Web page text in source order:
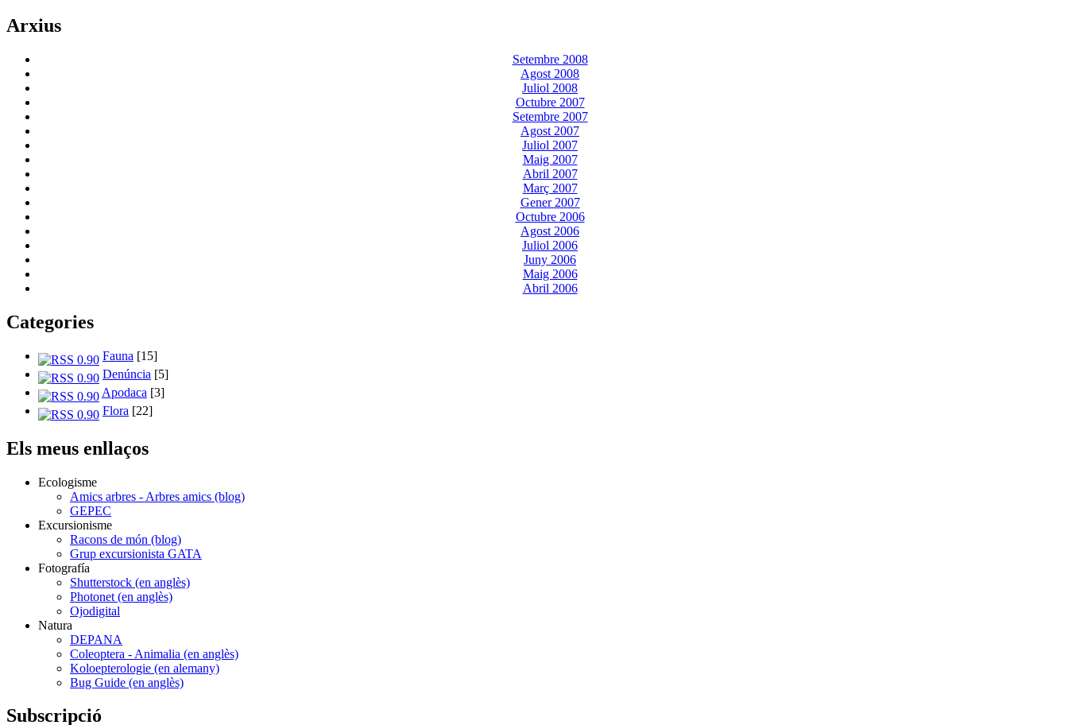
Arxius
Setembre 2008
Agost 2008
Juliol 2008
Octubre 2007
Setembre 2007
Agost 2007
Juliol 2007
Maig 2007
Abril 2007
Març 2007
Gener 2007
Octubre 2006
Agost 2006
Juliol 2006
Juny 2006
Maig 2006
Abril 2006
Categories
Fauna [15]
Denúncia [5]
Apodaca [3]
Flora [22]
Els meus enllaços
Ecologisme
Amics arbres - Arbres amics (blog)
GEPEC
Excursionisme
Racons de món (blog)
Grup excursionista GATA
Fotografía
Shutterstock (en anglès)
Photonet (en anglès)
Ojodigital
Natura
DEPANA
Coleoptera - Animalia (en anglès)
Koloepterologie (en alemany)
Bug Guide (en anglès)
Subscripció